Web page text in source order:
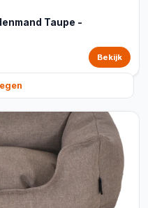
Taupe -
Bekijk